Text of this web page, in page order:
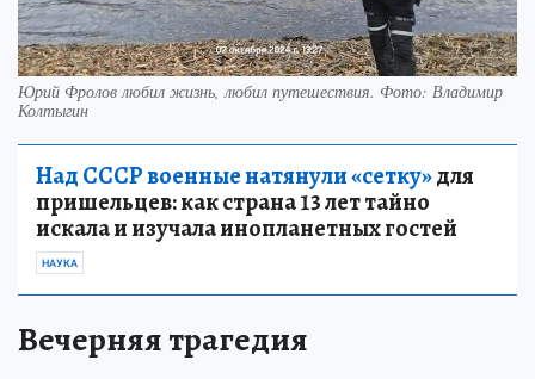
Юрий Фролов любил жизнь, любил путешествия. Фото: Владимир
Колтыгин
Над СССР военные натянули «сетку»для
пришельцев: как страна 13 лет тайно
искала и изучала инопланетных гостей
НАУКА
Вечерняя трагедия